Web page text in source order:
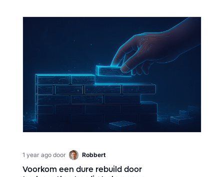
1 year agodoor Robbert
Voorkom een dure rebuild door